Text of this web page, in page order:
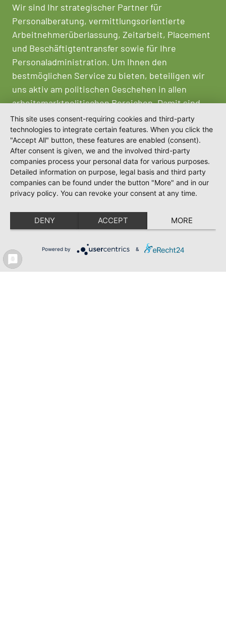
Wir sind Ihr strategischer Partner für
Personalberatung, vermittlungsorientierte
Arbeitnehmerüberlassung, Zeitarbeit, Placement
und Beschäftigtentransfer sowie für Ihre
Personaladministration. Um Ihnen den
bestmöglichen Service zu bieten, beteiligen wir
uns aktiv am politischen Geschehen in allen
arbeitsmarktpolitischen Bereichen. Damit sind
wir Impulsgeber für Akteure des Arbeitsmarktes
und Trendsetter im Bereich
Personalmanagement.
This site uses consent-requiring cookies and third-party
technologies to integrate certain features. When you click the
"Accept All" button, these features are enabled (consent).
After consent is given, we and the involved third-party
companies process your personal data for various purposes.
Detailed information on purpose, legal basis and third party
companies can be found under the button "More" and in our
privacy policy. You can revoke your consent at any time.
DENY ACCEPT MORE
Powered by &